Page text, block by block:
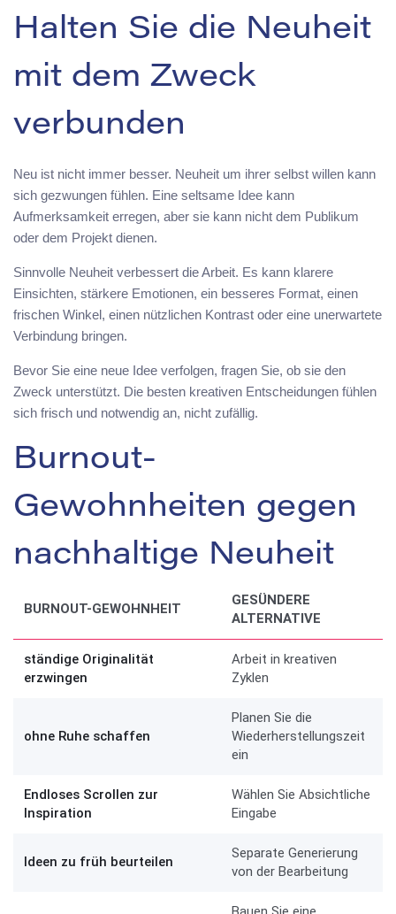
Halten Sie die Neuheit
mit dem Zweck
verbunden
Neu ist nicht immer besser. Neuheit um ihrer selbst willen kann
sich gezwungen fühlen. Eine seltsame Idee kann
Aufmerksamkeit erregen, aber sie kann nicht dem Publikum
oder dem Projekt dienen.
Sinnvolle Neuheit verbessert die Arbeit. Es kann klarere
Einsichten, stärkere Emotionen, ein besseres Format, einen
frischen Winkel, einen nützlichen Kontrast oder eine unerwartete
Verbindung bringen.
Bevor Sie eine neue Idee verfolgen, fragen Sie, ob sie den
Zweck unterstützt. Die besten kreativen Entscheidungen fühlen
sich frisch und notwendig an, nicht zufällig.
Burnout-
Gewohnheiten gegen
nachhaltige Neuheit
BURNOUT-GEWOHNHEIT
GESÜNDERE
ALTERNATIVE
ständige Originalität
erzwingen
Arbeit in kreativen
Zyklen
ohne Ruhe schaffen
Planen Sie die
Wiederherstellungszeit
ein
Endloses Scrollen zur
Inspiration
Wählen Sie Absichtliche
Eingabe
Ideen zu früh beurteilen
Separate Generierung
von der Bearbeitung